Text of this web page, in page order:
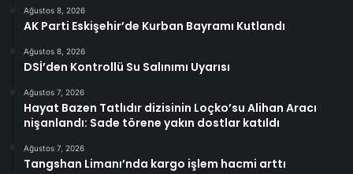
Ağustos 8, 2026
AK Parti Eskişehir’de Kurban Bayramı Kutlandı
Ağustos 8, 2026
DSİ’den Kontrollü Su Salınımı Uyarısı
Ağustos 7, 2026
Hayat Bazen Tatlıdır dizisinin Loçko’su Alihan Aracı
nişanlandı: Sade törene yakın dostlar katıldı
Ağustos 7, 2026
Tangshan Limanı’nda kargo işlem hacmi arttı